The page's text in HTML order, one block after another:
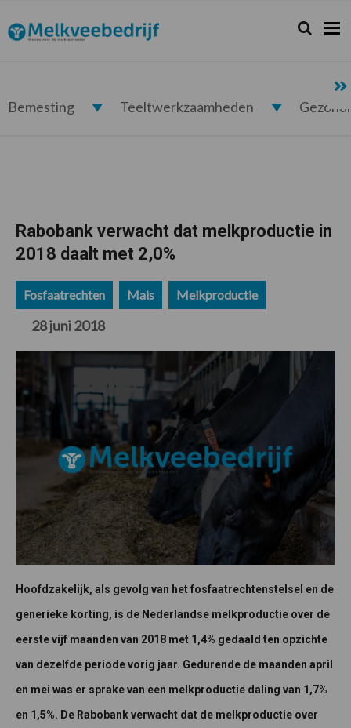
de
hoofdnavigatie
de
hoofd
de
eerste
de
voettekst
Melkveebedrijf.nl Zoeken...
Zoek
Bemesting Teeltwerkzaamheden
Rabobank verwacht dat melkproductie in
2018 daalt met 2,0%
Fosfaatrechten Mais Melkproductie
28 juni 2018
Hoofdzakelijk, als gevolg van het fosfaatrechtenstelsel en de
generieke korting, is de Nederlandse melkproductie over de
eerste vijf maanden van 2018 met 1,4% gedaald ten opzichte
van dezelfde periode vorig jaar. Gedurende de maanden april
en mei was er sprake van een melkproductie daling van 1,7%
en 1,5%. De Rabobank verwacht dat de melkproductie over